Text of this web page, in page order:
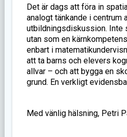
Det är dags att föra in
analogt tänkande i centrum
utbildningsdiskussion. Inte
utan som en
enbart i
att ta barns och elevers
allvar – och att bygga en
grund. En verkligt
Med vänlig hälsning, Petri